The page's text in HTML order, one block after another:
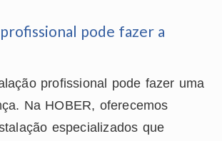
pode fazer a
profissional pode fazer uma
Na HOBER, oferecemos
especializados que